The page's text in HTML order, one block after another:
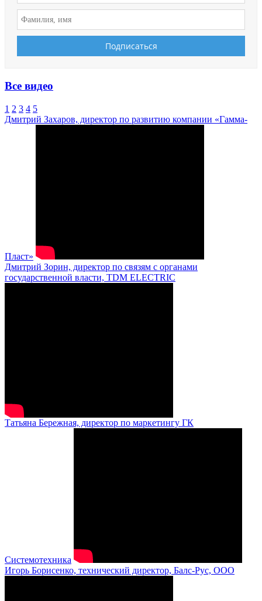
Все видео
1 2 3 4 5
Дмитрий Захаров, директор по развитию компании «Гамма-
Пласт»
Дмитрий Зорин, директор по связям с органами
государственной власти, TDM ELECTRIC
Татьяна Бережная, директор по маркетингу ГК
Системотехника
Игорь Борисенко, технический директор, Балс-Рус, ООО